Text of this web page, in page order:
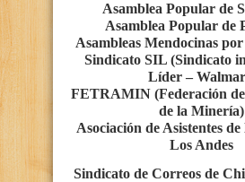
Asamblea Popular de
Asamblea Popular de
Asambleas Mendocinas
Sindicato SIL (Sindicato
Líder –
FETRAMIN (Federación
de la Minería)
Asociación de Asistentes
Los Andes
Sindicato de Correos de